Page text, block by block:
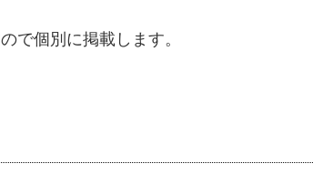
で個別に掲載します。